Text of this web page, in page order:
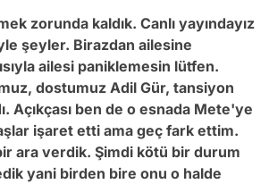
zorunda kaldık. Canlı yayındayız
şeyler. Birazdan ailesine
ailesi paniklemesin lütfen.
dostumuz Adil Gür, tansiyon
Açıkçası ben de o esnada Mete'ye
işaret etti ama geç fark ettim.
bir ara verdik. Şimdi kötü bir durum
yani birden bire onu o halde